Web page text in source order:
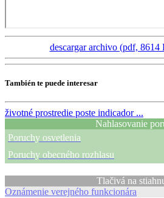
descargar archivo (pdf, 8614
También te puede interesar
životné prostredie poste indicador ...
Nahlasovanie
Poruchy osvetlenia
Poruchy obecného rozhlasu
Tlačivá na
Oznámenie verejného funkcionára